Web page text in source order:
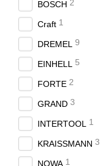
BOSCH 2
Craft 1
DREMEL 9
EINHELL 5
FORTE 2
GRAND 3
INTERTOOL 1
KRAISSMANN 3
NOWA 1